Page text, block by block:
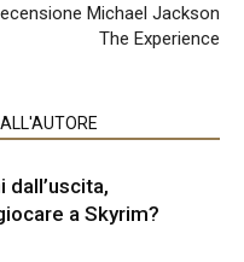
Michael Jackson
The Experience
dall’uscita,
a Skyrim?